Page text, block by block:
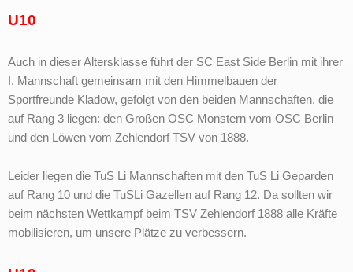
U10
Auch in dieser Altersklasse führt der SC East Side Berlin mit ihrer
I. Mannschaft gemeinsam mit den Himmelbauen der
Sportfreunde Kladow, gefolgt von den beiden Mannschaften, die
auf Rang 3 liegen: den Großen OSC Monstern vom OSC Berlin
und den Löwen vom Zehlendorf TSV von 1888.
Leider liegen die TuS Li Mannschaften mit den TuS Li Geparden
auf Rang 10 und die TuSLi Gazellen auf Rang 12. Da sollten wir
beim nächsten Wettkampf beim TSV Zehlendorf 1888 alle Kräfte
mobilisieren, um unsere Plätze zu verbessern.